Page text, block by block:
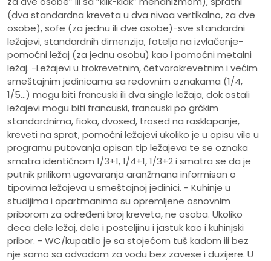
(dva standardna kreveta u dva nivoa vertikalno, za dve
osobe), sofe (za jednu ili dve osobe)-sve standardni
ležajevi, standardnih dimenzija, fotelja na izvlačenje-
pomoćni ležaj (za jednu osobu) kao i pomoćni metalni
ležaj. -Ležajevi u trokrevetnim, četvorokrevetnim i većim
smeštajnim jedinicama sa redovnim oznakama (1/4,
1/5…) mogu biti francuski ili dva single ležaja, dok ostali
ležajevi mogu biti francuski, francuski po grčkim
standardnima, fioka, dvosed, trosed na rasklapanje,
kreveti na sprat, pomoćni ležajevi ukoliko je u opisu vile u
programu putovanja opisan tip ležajeva te se oznaka
smatra identičnom 1/3+1, 1/4+1, 1/3+2 i smatra se da je
putnik prilikom ugovaranja aranžmana informisan o
tipovima ležajeva u smeštajnoj jedinici. - Kuhinje u
studijima i apartmanima su opremljene osnovnim
priborom za određeni broj kreveta, ne osoba. Ukoliko
deca dele ležaj, dele i posteljinu i jastuk kao i kuhinjski
pribor. - WC/kupatilo je sa stojećom tuš kadom ili bez
nje samo sa odvodom za vodu bez zavese i duzijere. U